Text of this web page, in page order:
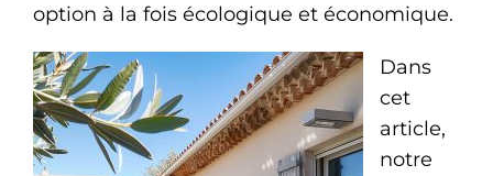
option à la fois écologique et économique.
Dans
cet
article,
notre